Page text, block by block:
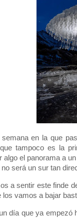
en la que
tampoco es la
algo el panorama a
será un sur tan
a sentir este finde
los vamos a bajar
día que ya empezó